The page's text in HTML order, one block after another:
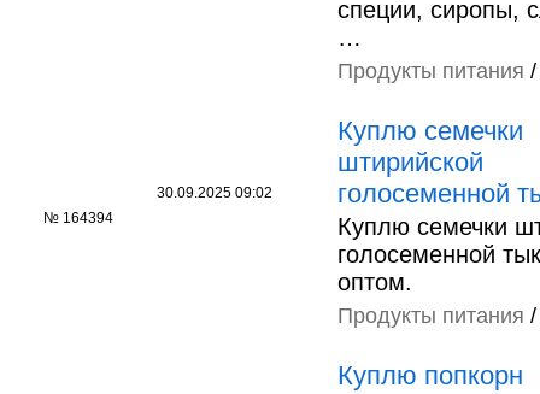
специи, сиропы,
…
Продукты питания
№ 164394
30.09.2025 09:02
Куплю семечки
штирийской
голосеменной
Куплю семечки
голосеменной
оптом.
Продукты питания
Куплю попкорн